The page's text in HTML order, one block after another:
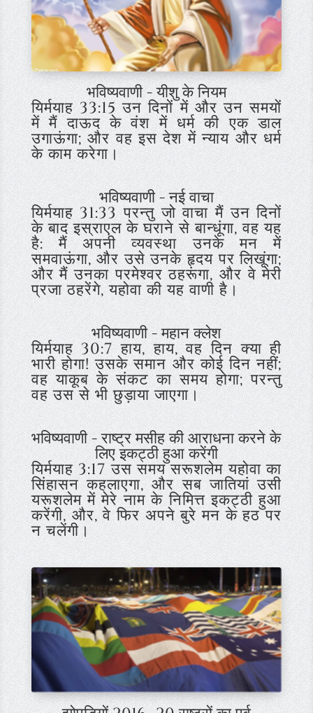
भविष्यवाणी - यीशु के नियम
यिर्मयाह 33:15 उन दिनों में और उन समयों
में मैं दाऊद के वंश में धर्म की एक डाल
उगाऊंगा; और वह इस देश में न्याय और धर्म
के काम करेगा।
भविष्यवाणी - नई वाचा
यिर्मयाह 31:33 परन्तु जो वाचा मैं उन दिनों
के बाद इस्राएल के घराने से बान्धूंगा, वह यह
है: मैं अपनी व्यवस्था उनके मन में
समवाऊंगा, और उसे उनके हृदय पर लिखूंगा;
और मैं उनका परमेश्वर ठहरूंगा, और वे मेरी
प्रजा ठहरेंगे, यहोवा की यह वाणी है।
भविष्यवाणी - महान क्लेश
यिर्मयाह 30:7 हाय, हाय, वह दिन क्या ही
भारी होगा! उसके समान और कोई दिन नहीं;
वह याकूब के संकट का समय होगा; परन्तु
वह उस से भी छुड़ाया जाएगा।
भविष्यवाणी - राष्ट्र मसीह की आराधना करने के
लिए इकट्ठी हुआ करेंगी
यिर्मयाह 3:17 उस समय सरूशलेम यहोवा का
सिंहासन कहलाएगा, और सब जातियां उसी
यरूशलेम में मेरे नाम के निमित्त इकट्ठी हुआ
करेंगी, और, वे फिर अपने बुरे मन के हठ पर
न चलेंगी।